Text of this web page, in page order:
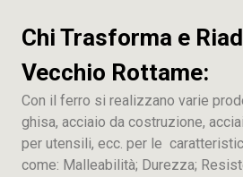
Chi Trasforma e
Vecchio Rottame:
Con il ferro si realizzano varie
ghisa, acciaio da costruzione,
per utensili, ecc. per le
come: Malleabilità; Durezza;